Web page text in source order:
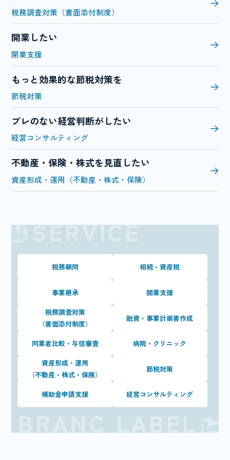
税務調査対策（書面添付制度）
開業したい
開業支援
もっと効果的な節税対策を
節税対策
ブレのない経営判断がしたい
経営コンサルティング
不動産・保険・株式を見直したい
資産形成・運用（不動産・株式・保険）
税務顧問 相続・資産税
事業継承 開業支援
税務調査対策
（書面添付制度）
融資・事業計画書作成
同業者比較・与信審査 病院・クリニック
資産形成・運用
（不動産・株式・保険）
節税対策
補助金申請支援 経営コンサルティング